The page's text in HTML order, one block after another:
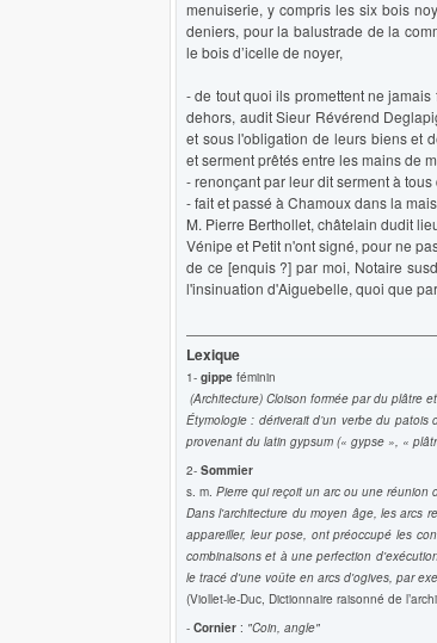
menuiserie, y compris les six bois
deniers, pour la balustrade de la
le bois d’icelle de noyer,
- de tout quoi ils promettent ne
dehors, audit Sieur Révérend
et sous l'obligation de leurs biens et
et serment prêtés entre les mains de
- renonçant par leur dit serment à
- fait et passé à Chamoux dans la
M. Pierre Berthollet, châtelain dudit
Vénipe et Petit n'ont signé, pour ne
de ce [enquis ?] par moi, Notaire
l'insinuation d'Aiguebelle, quoi que
Lexique
1- gippe féminin
(Architecture) Cloison formée par du plâtre
Étymologie : dériverait d’un verbe du
provenant du latin gypsum (« gypse », «
2- Sommier
s. m. Pierre qui reçoit un arc ou une réunion
Dans l'architecture du moyen âge, les arcs
appareiller, leur pose, ont préoccupé les
combinaisons et à une perfection
le tracé d'une voûte en arcs d'ogives, par
(Viollet-le-Duc, Dictionnaire raisonné de
- Cornier : "Coin, angle"